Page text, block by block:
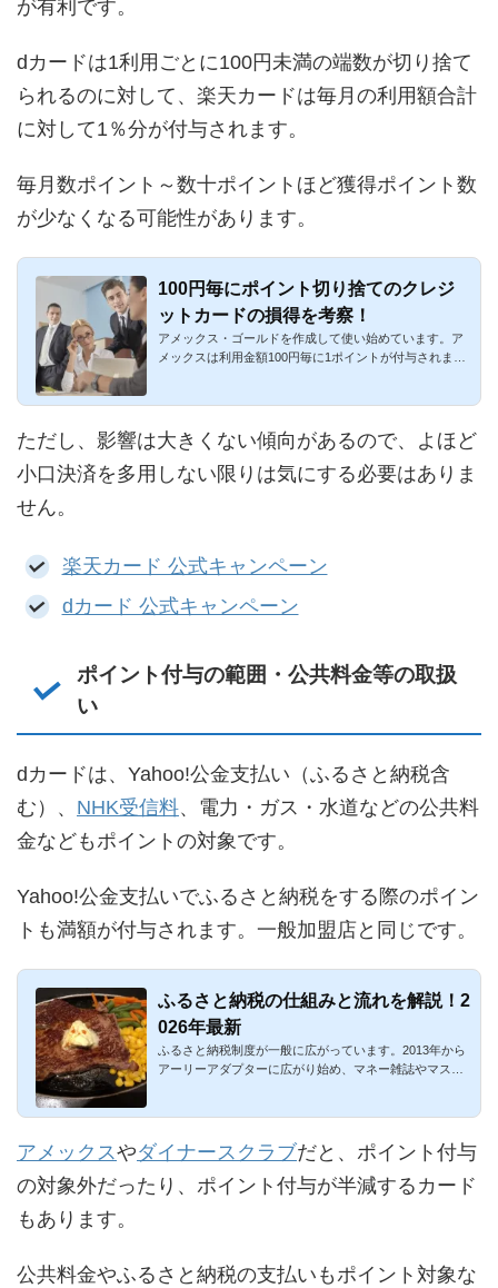
が有利です。
dカードは1利用ごとに100円未満の端数が切り捨て
られるのに対して、楽天カードは毎月の利用額合計
に対して1％分が付与されます。
毎月数ポイント～数十ポイントほど獲得ポイント数
が少なくなる可能性があります。
100円毎にポイント切り捨てのクレジ
ットカードの損得を考察！
アメックス・ゴールドを作成して使い始めています。ア
メックスは利用金額100円毎に1ポイントが付与されま
ただし、影響は大きくない傾向があるので、よほど
小口決済を多用しない限りは気にする必要はありま
せん。
楽天カード 公式キャンペーン
dカード 公式キャンペーン
ポイント付与の範囲・公共料金等の取扱
い
dカードは、Yahoo!公金支払い（ふるさと納税含
む）、 NHK受信料、電力・ガス・水道などの公共料
金などもポイントの対象です。
Yahoo!公金支払いでふるさと納税をする際のポイン
トも満額が付与されます。一般加盟店と同じです。
ふるさと納税の仕組みと流れを解説！2
026年最新
ふるさと納税制度が一般に広がっています。2013年から
アーリーアダプターに広がり始め、マネー雑誌やマスメ
アメックスやダイナースクラブだと、ポイント付与
の対象外だったり、ポイント付与が半減するカード
もあります。
公共料金やふるさと納税の支払いもポイント対象な